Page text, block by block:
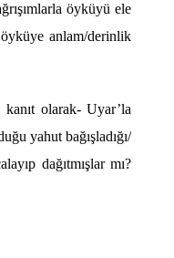
öyküyü ele
öyküye anlam/derinlik
olarak- Uyar’la
yahut bağışladığı/
p dağıtmışlar mı?